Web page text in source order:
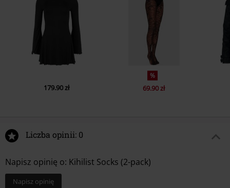
179.90 zł
%
69.90 zł
Liczba opinii: 0
Napisz opinię o: Kihilist Socks (2-pack)
Napisz opinię